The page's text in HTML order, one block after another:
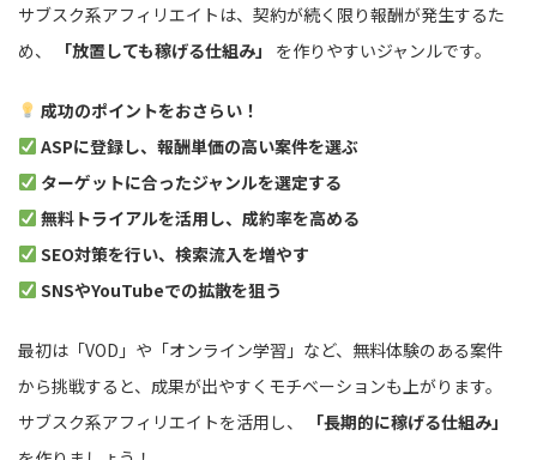
サブスク系アフィリエイトは、契約が続く限り報酬が発生するた
め、
「放置しても稼げる仕組み」 を作りやすいジャンルです。
成功のポイントをおさらい！
ASPに登録し、報酬単価の高い案件を選ぶ
ターゲットに合ったジャンルを選定する
無料トライアルを活用し、成約率を高める
SEO対策を行い、検索流入を増やす
SNSやYouTubeでの拡散を狙う
最初は「VOD」や「オンライン学習」など、無料体験のある案件
から挑戦すると、成果が出やすくモチベーションも上がります。
サブスク系アフィリエイトを活用し、
「長期的に稼げる仕組み」